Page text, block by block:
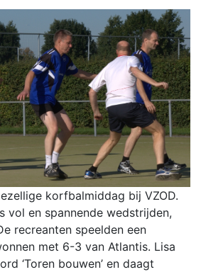
korfbalmiddag bij VZOD.
vol en spannende wedstrijden,
recreanten speelden een
met 6-3 van Atlantis. Lisa
‘Toren bouwen’ en daagt